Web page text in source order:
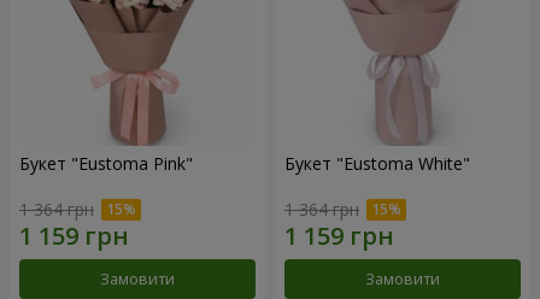
Букет "Eustoma Pink"
1 364 грн
Замовити
Букет "Eustoma White"
1 364 грн
Замовити